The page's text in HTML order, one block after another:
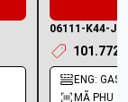
06111-K44-
101.772
ENG:
MÃ PHỤ